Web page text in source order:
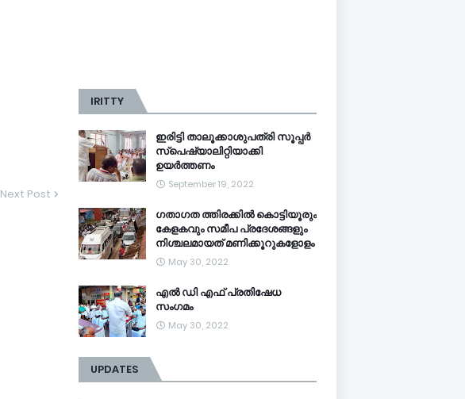
Next Post
IRITTY
ഇരിട്ടി താലൂക്കാശുപത്രി സൂപ്പർ
സ്‌പെഷ്യാലിറ്റിയാക്കി
ഉയർത്തണം
September 19, 2022
ഗതാഗത ത്തിരക്കിൽ കൊട്ടിയൂരും
കേളകവും സമീപ പ്രദേശങ്ങളും
നിശ്ചലമായത് മണിക്കൂറുകളോളം
May 30, 2022
എൽ ഡി എഫ് പ്രതിഷേധ
സംഗമം
May 30, 2022
UPDATES